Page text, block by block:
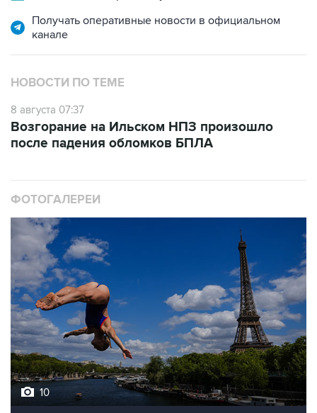
НОВОСТИ ПО ТЕМЕ
8 августа 07:37
после падения обломков БПЛА
10
Лучшие фото недели